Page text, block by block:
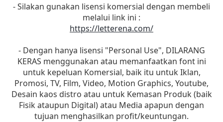
- Silakan gunakan lisensi komersial dengan membeli
melalui link ini :
https://letterena.com/
- Dengan hanya lisensi "Personal Use", DILARANG
KERAS menggunakan atau memanfaatkan font ini
untuk kepeluan Komersial, baik itu untuk Iklan,
Promosi, TV, Film, Video, Motion Graphics, Youtube,
Desain kaos distro atau untuk Kemasan Produk (baik
Fisik ataupun Digital) atau Media apapun dengan
tujuan menghasilkan profit/keuntungan.